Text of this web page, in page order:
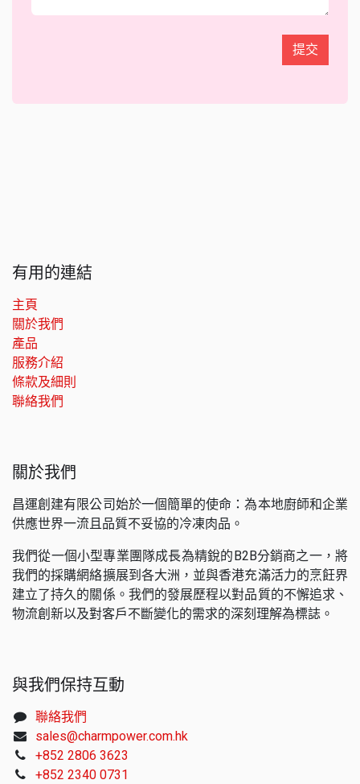
提交
有用的連結
主頁
關於我們
產品
服務介紹
條款及細則
聯絡我們
關於我們
昌運創建有限公司始於一個簡單的使命：為本地廚師和企業
供應世界一流且品質不妥協的冷凍肉品。
我們從一個小型專業團隊成長為精銳的B2B分銷商之一，將
我們的採購網絡擴展到各大洲，並與香港充滿活力的烹飪界
建立了持久的關係。我們的發展歷程以對品質的不懈追求、
物流創新以及對客戶不斷變化的需求的深刻理解為標誌。
與我們保持互動
聯絡我們
sales@charmpower.com.hk
+852 2806 3623
+852 2340 0731